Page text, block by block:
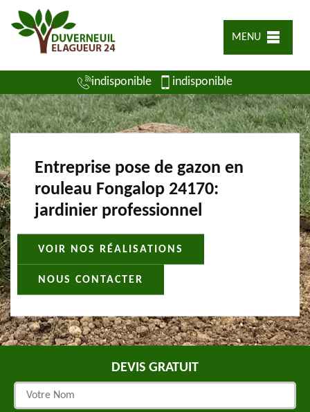
MENU
indisponible indisponible
Entreprise pose de gazon en
rouleau Fongalop 24170:
jardinier professionnel
VOIR NOS RÉALISATIONS
NOUS CONTACTER
DEVIS GRATUIT